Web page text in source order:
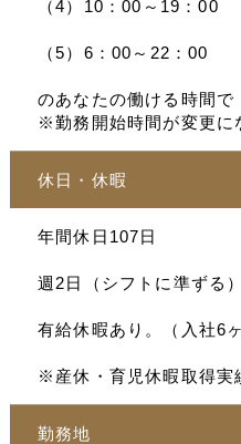
（4）10：00～19：00
（5）6：00～22：00
のあなたの働ける時間で
※勤務開始時間が変更に
休日・休暇
年間休日107日
週2日（シフトに準ずる）
有給休暇あり。（入社6
※産休・育児休暇取得実
勤務地